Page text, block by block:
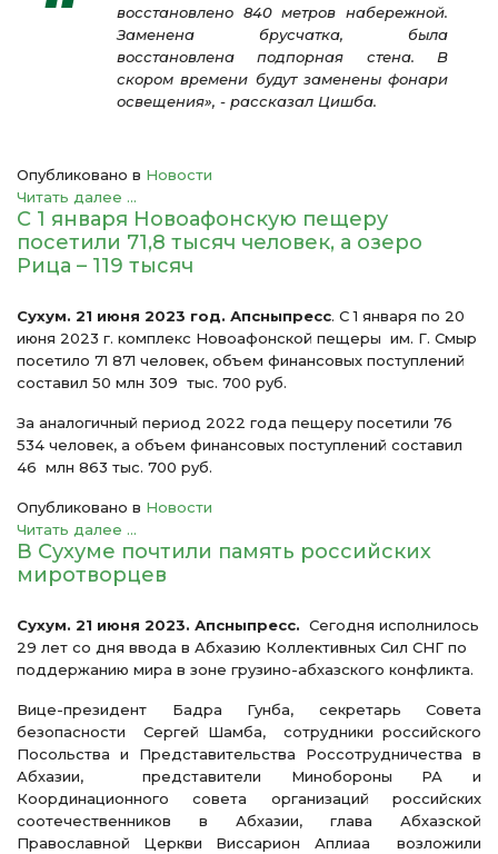
восстановлено 840 метров набережной.
Заменена брусчатка, была
восстановлена подпорная стена. В
скором времени будут заменены фонари
освещения», - рассказал Цишба.
Опубликовано в Новости
Читать далее ...
С 1 января Новоафонскую пещеру
посетили 71,8 тысяч человек, а озеро
Рица – 119 тысяч
Сухум. 21 июня 2023 год. Апсныпресс. С 1 января по 20
июня 2023 г. комплекс Новоафонской пещеры им. Г. Смыр
посетило 71 871 человек, объем финансовых поступлений
составил 50 млн 309 тыс. 700 руб.
За аналогичный период 2022 года пещеру посетили 76
534 человек, а объем финансовых поступлений составил
46 млн 863 тыс. 700 руб.
Опубликовано в Новости
Читать далее ...
В Сухуме почтили память российских
миротворцев
Сухум. 21 июня 2023. Апсныпресс. Сегодня исполнилось
29 лет со дня ввода в Абхазию Коллективных Сил СНГ по
поддержанию мира в зоне грузино-абхазского конфликта.
Вице-президент Бадра Гунба, секретарь Совета
безопасности Сергей Шамба, сотрудники российского
Посольства и Представительства Россотрудничества в
Абхазии, представители Минобороны РА и
Координационного совета организаций российских
соотечественников в Абхазии, глава Абхазской
Православной Церкви Виссарион Аплиаа возложили